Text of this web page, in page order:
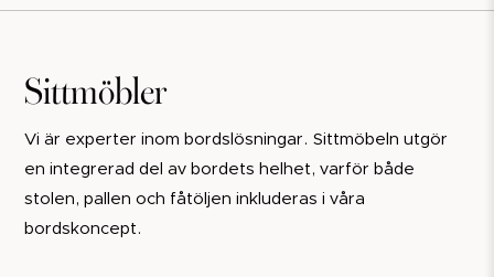
Sittmöbler
Vi är experter inom bordslösningar. Sittmöbeln utgör
en integrerad del av bordets helhet, varför både
stolen, pallen och fåtöljen inkluderas i våra
bordskoncept.